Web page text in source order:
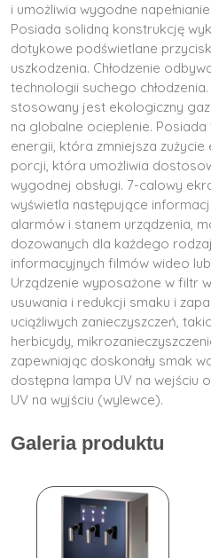
i umożliwia wygodne
Posiada solidną konstrukcję
dotykowe podświetlane
uszkodzenia. Chłodzenie
technologii suchego
stosowany jest ekologiczny gaz
na globalne ocieplenie.
energii, która zmniejsza
porcji, która umożliwia
wygodnej obsługi. 7-calowy
wyświetla następujące
alarmów i stanem urządzenia,
dozowanych dla każdego
informacyjnych filmów wideo
Urządzenie wyposażone w filtr
usuwania i redukcji smaku i
uciążliwych zanieczyszczeń,
herbicydy,
zapewniając doskonały smak
dostępna lampa UV na wejściu
UV na wyjściu (wylewce).
Galeria produktu